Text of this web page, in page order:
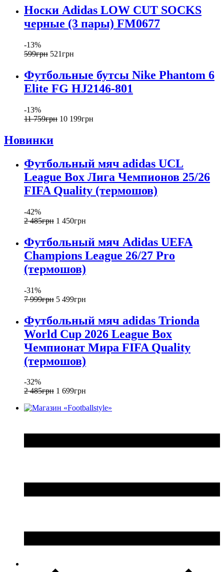
Носки Adidas LOW CUT SOCKS
черные (3 пары) FM0677
-13%
599грн 521грн
Футбольные бутсы Nike Phantom 6
Elite FG HJ2146-801
-13%
11 759грн 10 199грн
Новинки
Футбольный мяч adidas UCL
League Box Лига Чемпионов 25/26
FIFA Quality (термошов)
-42%
2 485грн 1 450грн
Футбольный мяч Adidas UEFA
Champions League 26/27 Pro
(термошов)
-31%
7 999грн 5 499грн
Футбольный мяч adidas Trionda
World Cup 2026 League Box
Чемпионат Мира FIFA Quality
(термошов)
-32%
2 485грн 1 699грн